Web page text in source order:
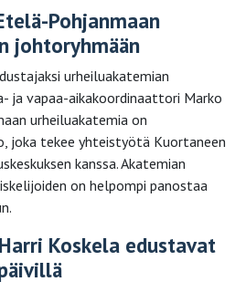
Pohjanmaan
johtoryhmään
urheiluakatemian
ja vapaa-aikakoordinaattori Marko
urheiluakatemia on
joka tekee yhteistyötä Kuortaneen
kanssa. Akatemian
on helpompi panostaa
Koskela edustavat